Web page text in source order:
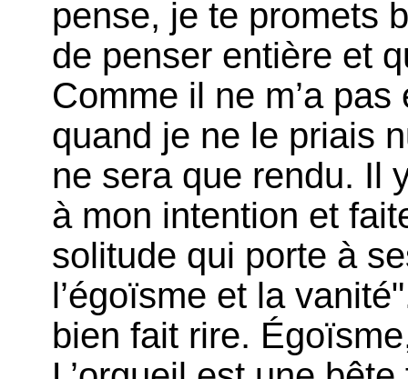
pense, je te promets
de penser entière et
Comme il ne m’a
quand je ne le priais
ne sera que rendu. Il
à mon intention et
solitude qui porte à
l’égoïsme et la
bien fait rire.